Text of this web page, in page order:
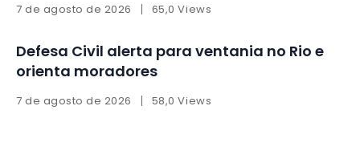
7 de agosto de 2026 65,0 Views
Defesa Civil alerta para ventania no Rio e
orienta moradores
7 de agosto de 2026 58,0 Views